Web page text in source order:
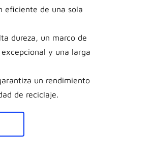
eficiente de una sola
dureza, un marco de
y una larga
un rendimiento
de reciclaje.